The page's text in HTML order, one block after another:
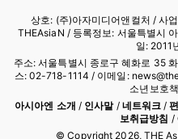
상호: (주)아자미디어앤컬처 /사
THEAsiaN / 등록정보: 서울특별시
일: 2011
주소: 서울특별시 종로구 혜화로 35
스: 02-718-1114 / 이메일:
소년보호
아시아엔 소개 / 인사말/ 네트워크 /
보취급방침 /
© Copyright 2026, THE